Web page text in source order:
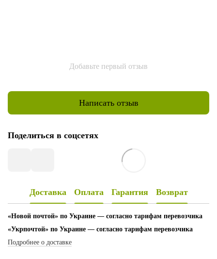
Добавьте первый отзыв
Написать отзыв
Поделиться в соцсетях
Доставка Оплата Гарантия Возврат
«Новой почтой» по Украине — согласно тарифам перевозчика
«Укрпочтой» по Украине — согласно тарифам перевозчика
Подробнее о доставке